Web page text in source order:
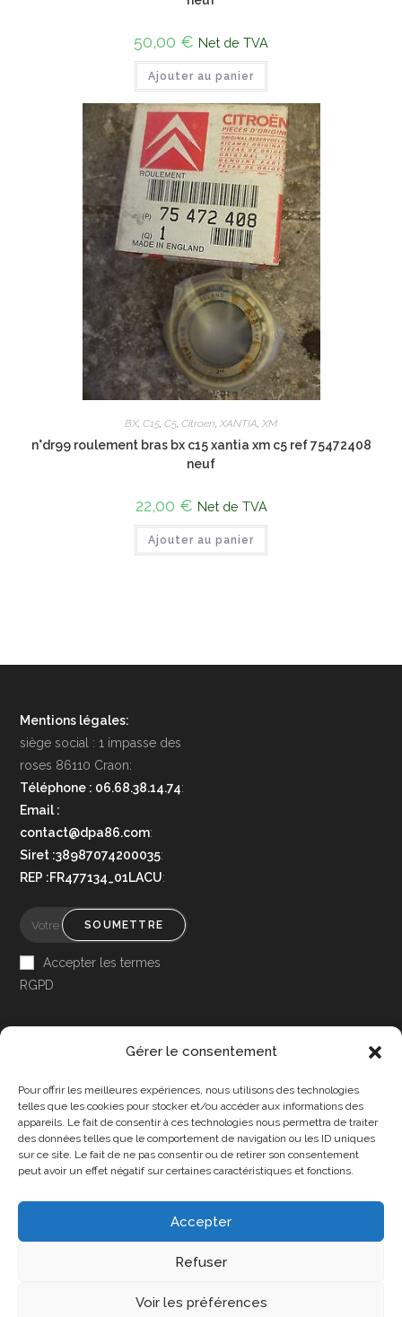
Gérer le consentement
Pour offrir les meilleures expériences, nous utilisons des technologies
telles que les cookies pour stocker et/ou accéder aux informations des
appareils. Le fait de consentir à ces technologies nous permettra de traiter
des données telles que le comportement de navigation ou les ID uniques
sur ce site. Le fait de ne pas consentir ou de retirer son consentement
peut avoir un effet négatif sur certaines caractéristiques et fonctions.
Accepter
Refuser
Voir les préférences
50,00 € Net de TVA
Ajouter au panier
BX, C15, C5, Citroen, XANTIA, XM
n°dr99 roulement bras bx c15 xantia xm c5 ref 75472408
neuf
22,00 € Net de TVA
Ajouter au panier
Mentions légales:
siège social : 1 impasse des
roses 86110 Craon:
Téléphone : 06.68.38.14.74:
Email :
contact@dpa86.com:
Siret :38987074200035:
REP :FR477134_01LACU:
SOUMETTRE
Accepter les termes
RGPD
Accessibilité
Mon Compte
Contact
Politique de cookies (UE)
Copyright 2025 - DPA86 - Tous droits réservés